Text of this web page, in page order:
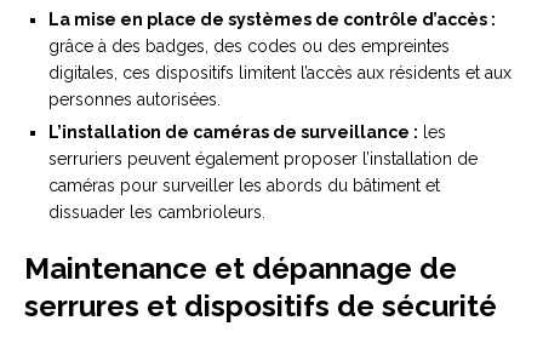
La mise en place de systèmes de contrôle d’accès :
grâce à des badges, des codes ou des empreintes
digitales, ces dispositifs limitent l’accès aux résidents et aux
personnes autorisées.
L’installation de caméras de surveillance : les
serruriers peuvent également proposer l’installation de
caméras pour surveiller les abords du bâtiment et
dissuader les cambrioleurs.
Maintenance et dépannage de
serrures et dispositifs de sécurité